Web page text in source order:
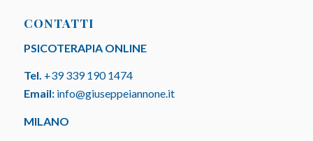
CONTATTI
PSICOTERAPIA ONLINE
Tel. +39 339 190 1474
Email: info@giuseppeiannone.it
MILANO